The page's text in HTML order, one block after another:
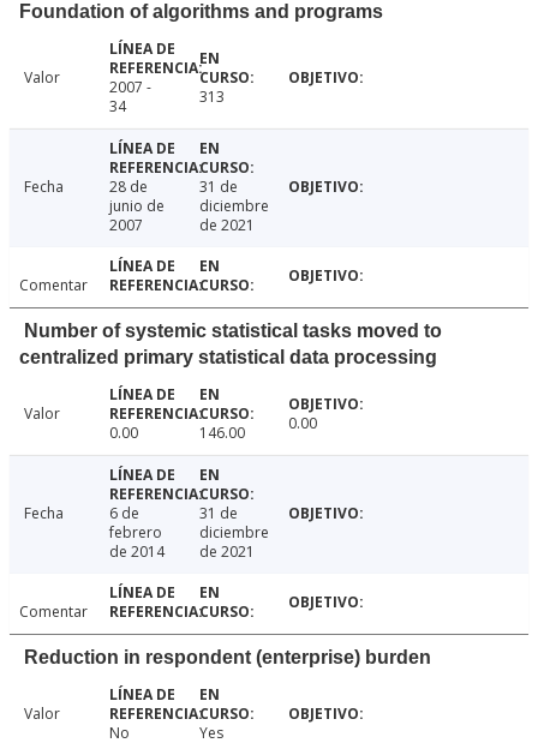
Foundation of algorithms and programs
Valor
2007 -
34
313
Fecha
28 de
junio de
2007
31 de
diciembre
de 2021
Comentar
Number of systemic statistical tasks moved to
centralized primary statistical data processing
Valor
0.00
146.00 0.00
Fecha
6 de
febrero
de 2014
31 de
diciembre
de 2021
Comentar
Reduction in respondent (enterprise) burden
Valor
No
Yes